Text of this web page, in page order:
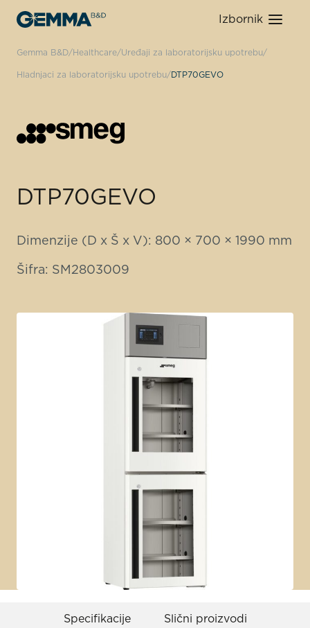
Izbornik
Gemma B&D Healthcare Uređaji za laboratorijsku upotrebu
Hladnjaci za laboratorijsku upotrebu DTP70GEVO
DTP70GEVO
Dimenzije (D x Š x V): 800 × 700 × 1990 mm
Šifra: SM2803009
Specifikacije Slični proizvodi